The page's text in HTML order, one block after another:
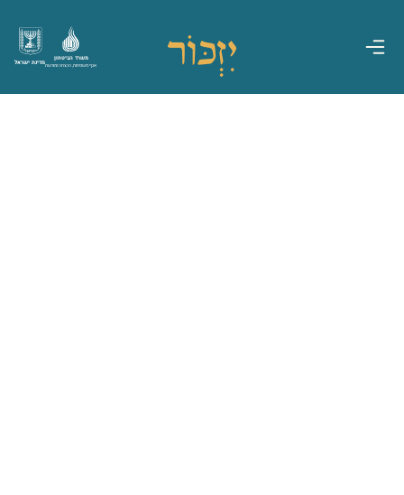
מדינת ישראל
משרד הביטחון
אגף משפחות, הנצחה ומורשת